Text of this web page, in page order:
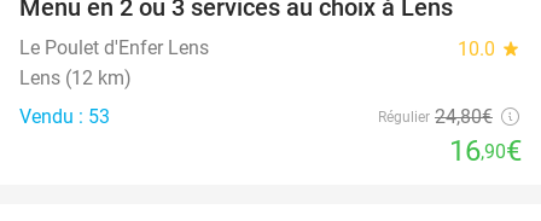
Menu en 2 ou 3 services au choix à Lens
Le Poulet d'Enfer Lens 10.0 star
Lens (12 km)
Vendu : 53
Régulier 24,80€
16,90€